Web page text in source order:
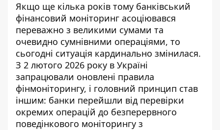
Якщо ще кілька років тому банківський
фінансовий моніторинг асоціювався
переважно з великими сумами та
очевидно сумнівними операціями, то
сьогодні ситуація кардинально змінилася.
З 2 лютого 2026 року в Україні
запрацювали оновлені правила
фінмоніторингу, і головний принцип став
іншим: банки перейшли від перевірки
окремих операцій до безперервного
поведінкового моніторингу з